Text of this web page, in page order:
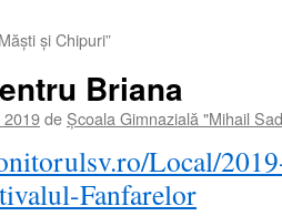
și Chipuri”
Briana
2019de Școala Gimnazială "Mihail
Local/
Fanfarelor